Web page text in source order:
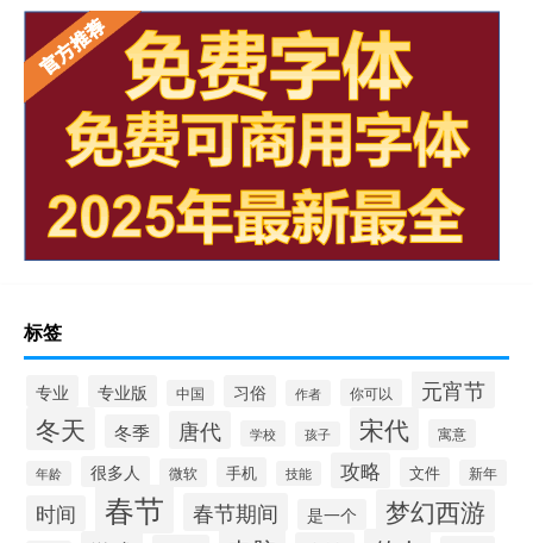
标签
专业 专业版 中国 习俗 作者 你可以 元宵节
冬天 冬季 唐代 学校 孩子 宋代 寓意
年龄 很多人 微软 手机 技能 攻略 文件 新年
时间 春节 春节期间 是一个 梦幻西游